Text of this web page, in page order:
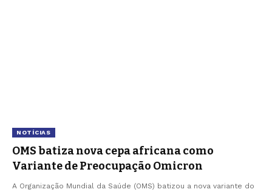
NOTÍCIAS
OMS batiza nova cepa africana como
Variante de Preocupação Omicron
A Organização Mundial da Saúde (OMS) batizou a nova variante do